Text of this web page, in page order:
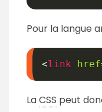
Pour la langue
<link href
LaCSS peut